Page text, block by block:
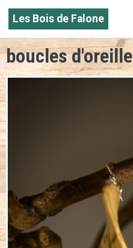
Les Bois de Falone
boucles d'oreille